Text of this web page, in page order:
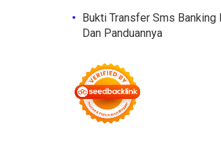
Bukti Transfer Sms Banking
Dan Panduannya